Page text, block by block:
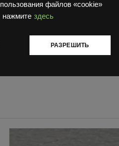
файлов «cookie»
нажмите здесь
РАЗРЕШИТЬ
оригинал